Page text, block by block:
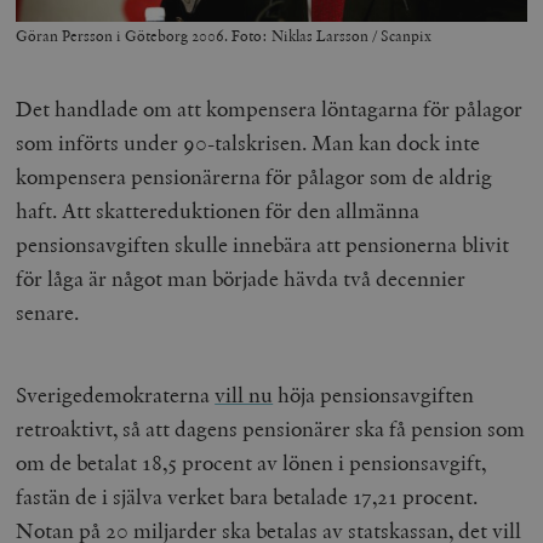
Göran Persson i Göteborg 2006. Foto: Niklas Larsson / Scanpix
Det handlade om att kompensera löntagarna för pålagor
som införts under 90-talskrisen. Man kan dock inte
kompensera pensionärerna för pålagor som de aldrig
haft. Att skattereduktionen för den allmänna
pensionsavgiften skulle innebära att pensionerna blivit
för låga är något man började hävda två decennier
senare.
Sverigedemokraternavill nu höja pensionsavgiften
retroaktivt, så att dagens pensionärer ska få pension som
om de betalat 18,5 procent av lönen i pensionsavgift,
fastän de i själva verket bara betalade 17,21 procent.
Notan på 20 miljarder ska betalas av statskassan, det vill
_hjFirstSeen
woocommerce_items_in_cart
Automattic
Inc.
wp_woocommerce_session_[abcdef0123456789]
timbro.se
Inc.
.myfonts.net